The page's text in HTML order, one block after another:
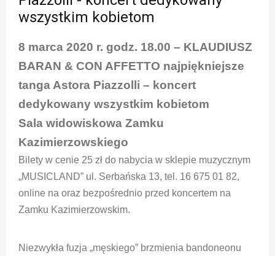
wszystkim kobietom
8 marca 2020 r. godz. 18.00 – KLAUDIUSZ
BARAN & CON AFFETTO najpiękniejsze
tanga Astora Piazzolli – koncert
dedykowany wszystkim kobietom
Sala widowiskowa Zamku
Kazimierzowskiego
Bilety w cenie 25 zł do nabycia w sklepie muzycznym
„MUSICLAND” ul. Serbańska 13, tel. 16 675 01 82,
online na oraz bezpośrednio przed koncertem na
Zamku Kazimierzowskim.
Niezwykła fuzja „męskiego” brzmienia bandoneonu